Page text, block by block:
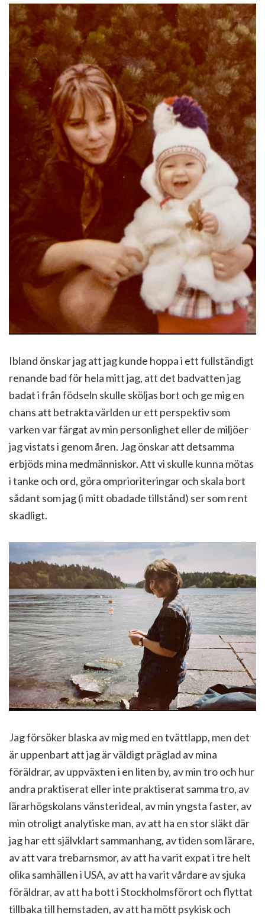
Ibland önskar jag att jag kunde hoppa i ett fullständigt
renande bad för hela mitt jag, att det badvatten jag
badat i från födseln skulle sköljas bort och ge mig en
chans att betrakta världen ur ett perspektiv som
varken var färgat av min personlighet eller de miljöer
jag vistats i genom åren. Jag önskar att detsamma
erbjöds mina medmänniskor. Att vi skulle kunna mötas
i tanke och ord, göra omprioriteringar och skala bort
sådant som jag (i mitt obadade tillstånd) ser som rent
skadligt.
Jag försöker blaska av mig med en tvättlapp, men det
är uppenbart att jag är väldigt präglad av mina
föräldrar, av uppväxten i en liten by, av min tro och hur
andra praktiserat eller inte praktiserat samma tro, av
lärarhögskolans vänsterideal, av min yngsta faster, av
min otroligt analytiske man, av att ha en stor släkt där
jag har ett självklart sammanhang, av tiden som lärare,
av att vara trebarnsmor, av att ha varit expat i tre helt
olika samhällen i USA, av att ha varit vårdare av sjuka
föräldrar, av att ha bott i Stockholmsförort och flyttat
tillbaka till hemstaden, av att ha mött psykisk och